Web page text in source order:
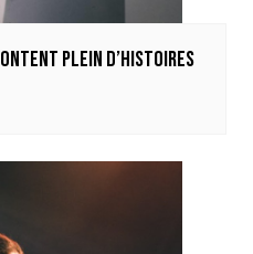
Plein d’histoires